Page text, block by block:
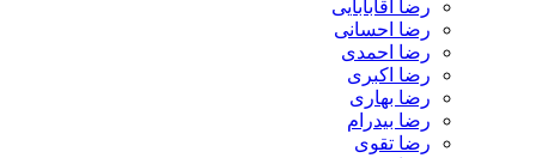
رضا آقابابایی
رضا احسانی
رضا احمدی
رضا اکبری
رضا بهاری
رضا بیدرام
رضا تقوی